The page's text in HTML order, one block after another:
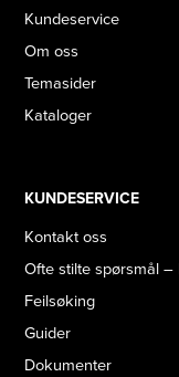
Kundeservice
Om oss
Temasider
Kataloger
KUNDESERVICE
Kontakt oss
Ofte stilte spørsmål –
Feilsøking
Guider
Dokumenter